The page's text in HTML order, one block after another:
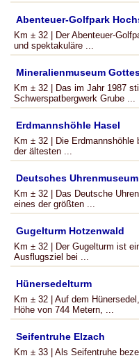
Abenteuer-Golfpark
Km ± 32 | Der Abenteuer-
und spektakuläre ...
Mineralienmuseum
Km ± 32 | Das im Jahr 1987
Schwerspatbergwerk Grube ...
Erdmannshöhle Hasel
Km ± 32 | Die
der ältesten ...
Deutsches Uhrenmuseum
Km ± 32 | Das Deutsche
eines der größten ...
Gugelturm Hotzenwald
Km ± 32 | Der Gugelturm ist
Ausflugsziel bei ...
Hünersedelturm
Km ± 32 | Auf dem
Höhe von 744 Metern, ...
Seifentruhe Elzach
Km ± 33 | Als Seifentruhe